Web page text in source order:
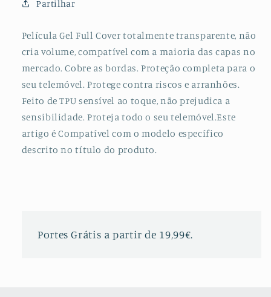
para
Nova
5
Nova
5
Partilhar
Película Gel Full Cover totalmente transparente, não
cria volume, compatível com a maioria das capas no
mercado. Cobre as bordas. Proteção completa para o
seu telemóvel. Protege contra riscos e arranhões.
Feito de TPU sensível ao toque, não prejudica a
sensibilidade. Proteja todo o seu telemóvel.Este
artigo é Compatível com o modelo específico
descrito no título do produto.
Portes Grátis a partir de 19,99€.